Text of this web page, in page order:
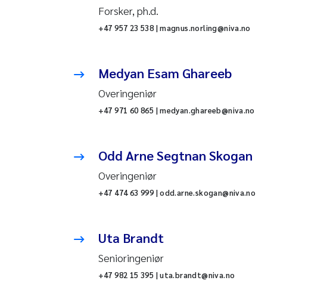
Forsker, ph.d.
+47 957 23 538 | magnus.norling@niva.no
Medyan Esam Ghareeb
Overingeniør
+47 971 60 865 | medyan.ghareeb@niva.no
Odd Arne Segtnan Skogan
Overingeniør
+47 474 63 999 | odd.arne.skogan@niva.no
Uta Brandt
Senioringeniør
+47 982 15 395 | uta.brandt@niva.no